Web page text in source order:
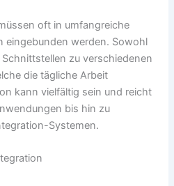
oft in umfangreiche
eingebunden werden. Sowohl
zu verschiedenen
die tägliche Arbeit
kann vielfältig sein und reicht
bis hin zu
Systemen.